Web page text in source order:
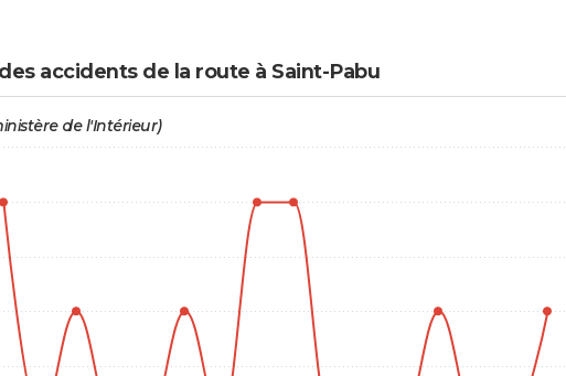
accidents de la route à Saint-Pabu
de l'Intérieur)